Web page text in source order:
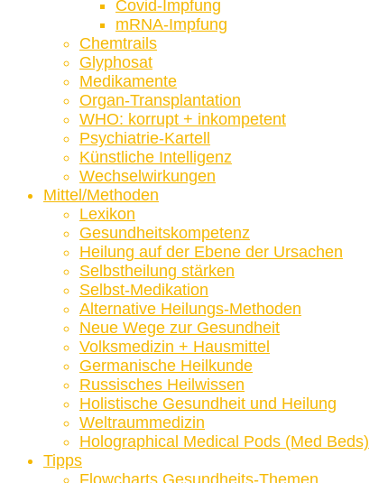
Covid-Impfung
mRNA-Impfung
Chemtrails
Glyphosat
Medikamente
Organ-Transplantation
WHO: korrupt + inkompetent
Psychiatrie-Kartell
Künstliche Intelligenz
Wechselwirkungen
Mittel/Methoden
Lexikon
Gesundheitskompetenz
Heilung auf der Ebene der Ursachen
Selbstheilung stärken
Selbst-Medikation
Alternative Heilungs-Methoden
Neue Wege zur Gesundheit
Volksmedizin + Hausmittel
Germanische Heilkunde
Russisches Heilwissen
Holistische Gesundheit und Heilung
Weltraummedizin
Holographical Medical Pods (Med Beds)
Tipps
Flowcharts Gesundheits-Themen